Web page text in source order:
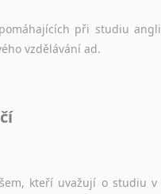
pomáhajících při studiu
vzdělávání ad.
kteří uvažují o studiu v